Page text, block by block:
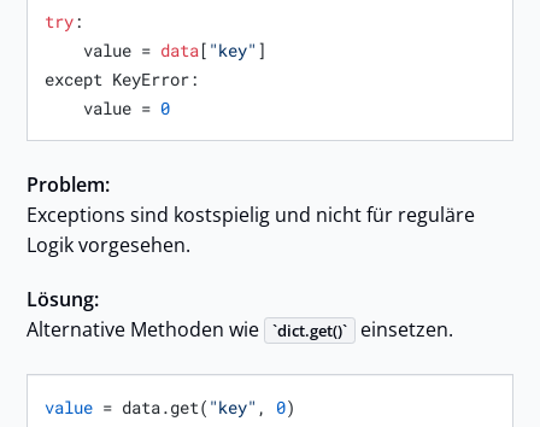
try:
    value =
data[ "key" ]
except KeyError:
    value =
0
Problem:
Exceptions sind kostspielig und nicht für reguläre
Logik vorgesehen.
Lösung:
Alternative Methoden wie
dict.get() einsetzen.
value = data.get( "key" , 0